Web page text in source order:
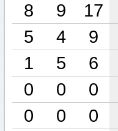
8
9 17
5
4 9
1
5 6
0
0 0
0
0 0